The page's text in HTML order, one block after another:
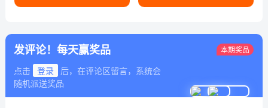
发评论！每天赢奖品
点击 登录
后，在评论区留言，系统会
随机派送奖品
本期奖品